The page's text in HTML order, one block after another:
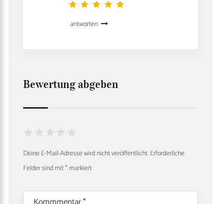
antworten
Bewertung abgeben
Deine E-Mail-Adresse wird nicht veröffentlicht.Erforderliche
Felder sind mit*markiert